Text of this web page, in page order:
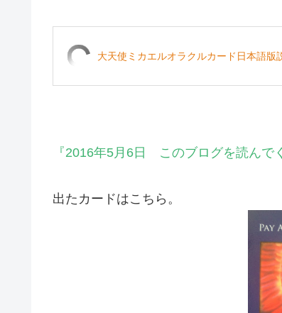
大天使ミカエルオラクルカード日本語版
『2016年5月6日 このブログを読んで
出たカードはこちら。